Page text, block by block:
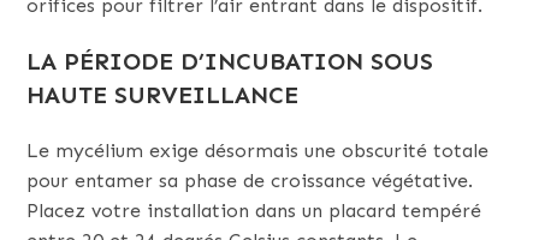
orifices pour filtrer l’air entrant dans le dispositif.
LA PÉRIODE D’INCUBATION SOUS
HAUTE SURVEILLANCE
Le mycélium exige désormais une obscurité totale
pour entamer sa phase de croissance végétative.
Placez votre installation dans un placard tempéré